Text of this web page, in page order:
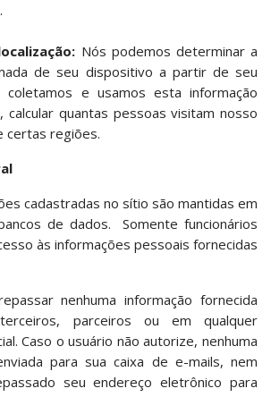
Nós podemos determinar a
de seu dispositivo a partir de seu
e usamos esta informação
calcular quantas pessoas visitam nosso
certas regiões.
cadastradas no sítio são mantidas em
de dados. Somente funcionários
às informações pessoais fornecidas
nenhuma informação fornecida
parceiros ou em qualquer
Caso o usuário não autorize, nenhuma
para sua caixa de e-mails, nem
seu endereço eletrônico para